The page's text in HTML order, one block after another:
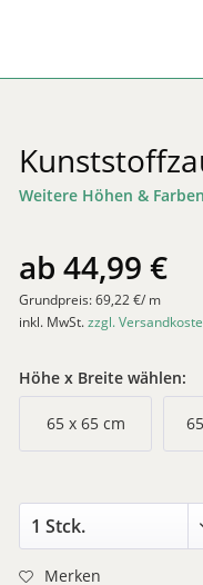
Weitere Höhen & Farben
ab 44,99 €
Grundpreis:69,22 €/ m
inkl. MwSt.zzgl.
Höhe x Breite wählen:
65 x 65 cm
Merken